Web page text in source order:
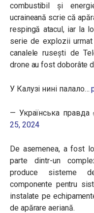
combustibil și
ucraineană scrie că
respingă atacul, iar la
serie de explozii
canalele rusești de
drone au fost doborâte
У Калузі нині палало…
— Українська правда
25, 2024
De asemenea, a fost
parte dintr-un
produce sisteme
componente pentru
instalate pe
de apărare aeriană.